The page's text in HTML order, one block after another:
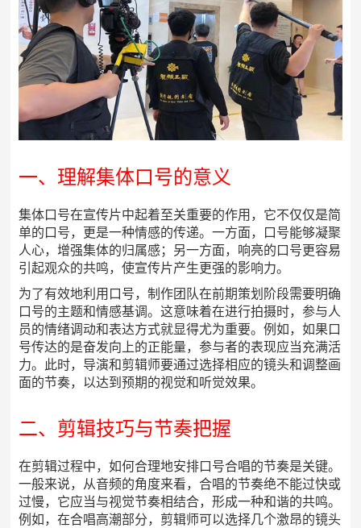
一、理解集体口号的意义
集体口号在宣传片中起着至关重要的作用，它不仅仅是简
单的口号，更是一种情感的传递。一方面，口号能够凝聚
人心，增强集体的归属感；另一方面，响亮的口号更容易
引起观众的共鸣，使宣传片产生更强的影响力。
为了有效地利用口号，制作团队在前期策划阶段需要明确
口号的主题和情感基调。这意味着在进行拍摄时，参与人
员的情绪调动和表达方式就显得尤为重要。例如，如果口
号传达的是奋发向上的正能量，参与者的表现应当充满活
力。此时，导演和剪辑师要通过选择相应的镜头和调整画
面的节奏，以达到预期的视觉和听觉效果。
二、剪辑技巧与节奏把握
在剪辑过程中，如何合理地安排口号合唱的节奏是关键。
一般来说，从音频的角度来看，合唱的节奏绝不能过快或
过慢，它应当与视觉节奏相结合，形成一种和谐的共鸣。
例如，在合唱高潮部分，剪辑师可以选择几个激昂的镜头